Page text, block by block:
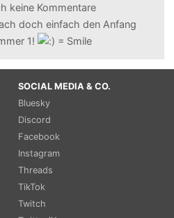
keine Kommentare
doch einfach den Anfang
1!
SOCIAL MEDIA & CO.
Bluesky
Discord
Facebook
Instagram
Threads
TikTok
Twitch